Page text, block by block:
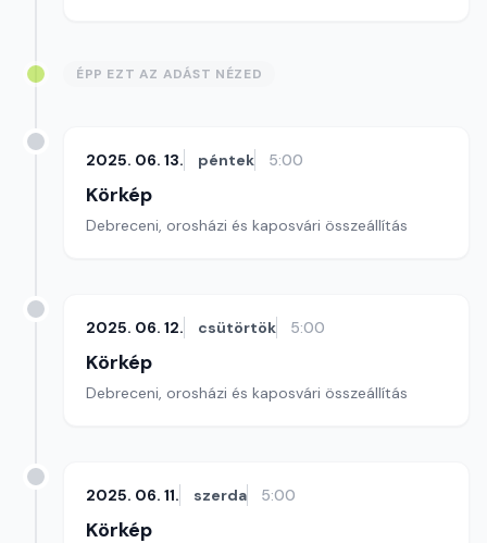
ÉPP EZT AZ ADÁST NÉZED
2025. 06. 13. péntek 5:00
Körkép
Debreceni, orosházi és kaposvári összeállítás
2025. 06. 12. csütörtök 5:00
Körkép
Debreceni, orosházi és kaposvári összeállítás
2025. 06. 11. szerda 5:00
Körkép